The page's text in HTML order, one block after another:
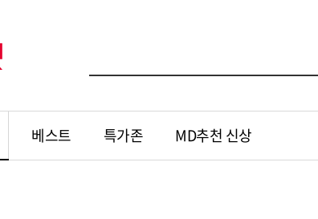
베스트 특가존 MD추천 신상